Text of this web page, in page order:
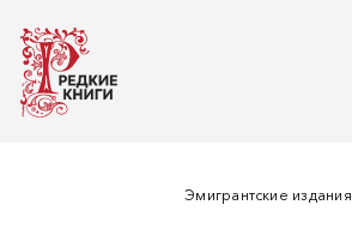
Эмигрантские издания